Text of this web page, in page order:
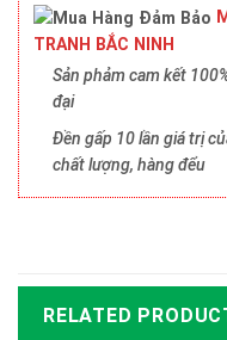
TRANH BẮC NINH
Sản phảm cam kết
đại
Đền gấp 10 lần giá trị
chất lượng, hàng đểu
RELATED